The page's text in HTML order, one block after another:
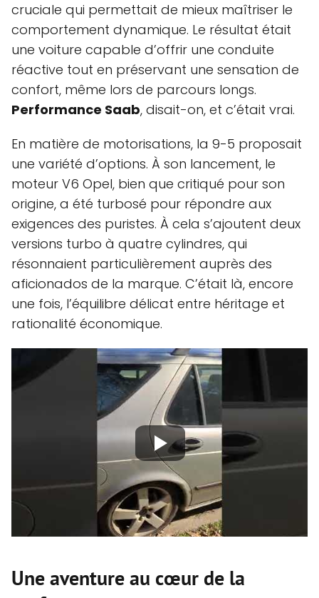
cruciale qui permettait de mieux maîtriser le
comportement dynamique. Le résultat était
une voiture capable d’offrir une conduite
réactive tout en préservant une sensation de
confort, même lors de parcours longs.
Performance Saab, disait-on, et c’était vrai.
En matière de motorisations, la 9-5 proposait
une variété d’options. À son lancement, le
moteur V6 Opel, bien que critiqué pour son
origine, a été turbosé pour répondre aux
exigences des puristes. À cela s’ajoutent deux
versions turbo à quatre cylindres, qui
résonnaient particulièrement auprès des
aficionados de la marque. C’était là, encore
une fois, l’équilibre délicat entre héritage et
rationalité économique.
Une aventure au cœur de la